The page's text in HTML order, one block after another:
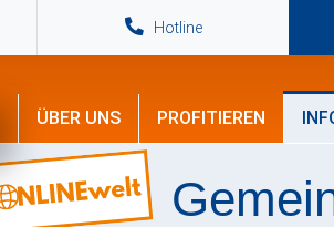
Hotline
ÜBER UNS PROFITIEREN